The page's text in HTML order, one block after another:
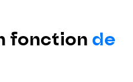
fonction de